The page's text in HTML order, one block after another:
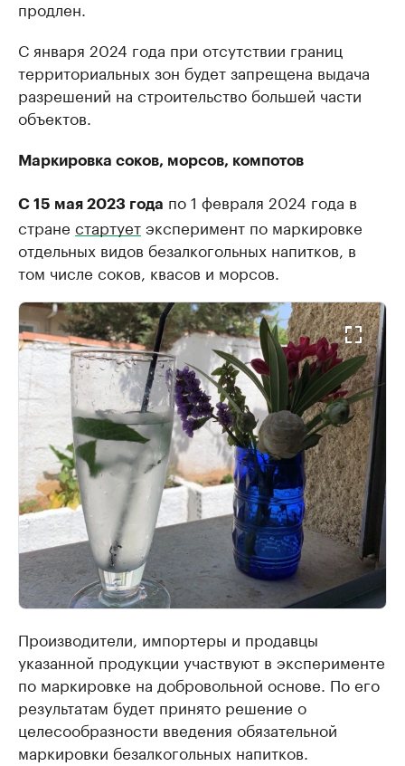
продлен.
С января 2024 года при отсутствии границ
территориальных зон будет запрещена выдача
разрешений на строительство большей части
объектов.
Маркировка соков, морсов, компотов
С 15 мая 2023 года по 1 февраля 2024 года в
стране стартуетэксперимент по маркировке
отдельных видов безалкогольных напитков, в
том числе соков, квасов и морсов.
Производители, импортеры и продавцы
указанной продукции участвуют в эксперименте
по маркировке на добровольной основе. По его
результатам будет принято решение о
целесообразности введения обязательной
маркировки безалкогольных напитков.